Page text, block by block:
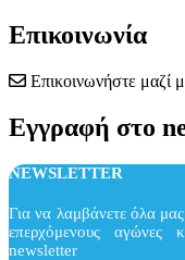
Επικοινωνία
Επικοινωνήστε μαζί
Εγγραφή στο
NEWSLETTER
Για να λαμβάνετε όλα
επερχόμενους αγώνες
newsletter